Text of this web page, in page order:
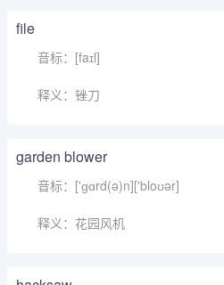
file
音标：[faɪl]
释义：锉刀
garden blower
音标：['ɡɑrd(ə)n]['bloʊər]
释义：花园风机